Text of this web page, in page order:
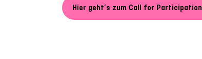
Hier geht’s zum Call for Participation